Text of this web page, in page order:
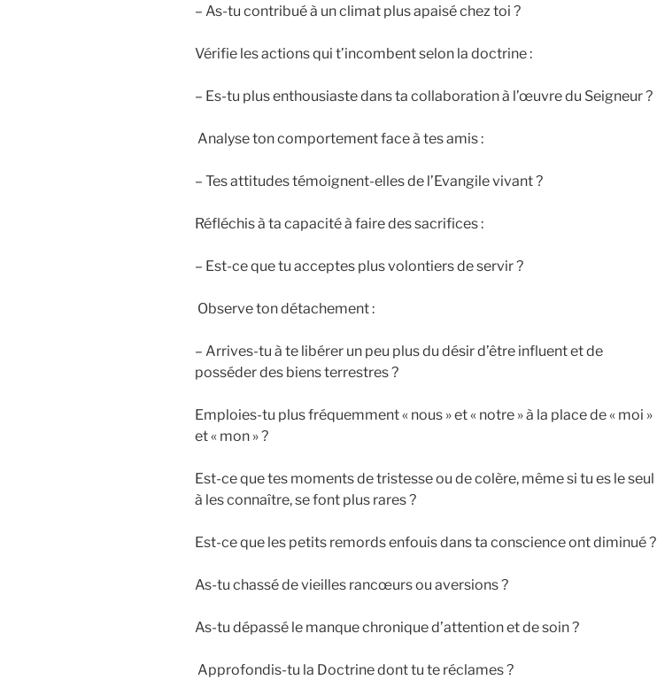
– As-tu contribué à un climat plus apaisé chez toi ?
Vérifie les actions qui t’incombent selon la doctrine :
– Es-tu plus enthousiaste dans ta collaboration à l’œuvre du Seigneur ?
Analyse ton comportement face à tes amis :
– Tes attitudes témoignent-elles de l’Evangile vivant ?
Réfléchis à ta capacité à faire des sacrifices :
– Est-ce que tu acceptes plus volontiers de servir ?
Observe ton détachement :
– Arrives-tu à te libérer un peu plus du désir d’être influent et de
posséder des biens terrestres ?
Emploies-tu plus fréquemment « nous » et « notre » à la place de « moi »
et « mon » ?
Est-ce que tes moments de tristesse ou de colère, même si tu es le seul
à les connaître, se font plus rares ?
Est-ce que les petits remords enfouis dans ta conscience ont diminué ?
As-tu chassé de vieilles rancœurs ou aversions ?
As-tu dépassé le manque chronique d’attention et de soin ?
Approfondis-tu la Doctrine dont tu te réclames ?